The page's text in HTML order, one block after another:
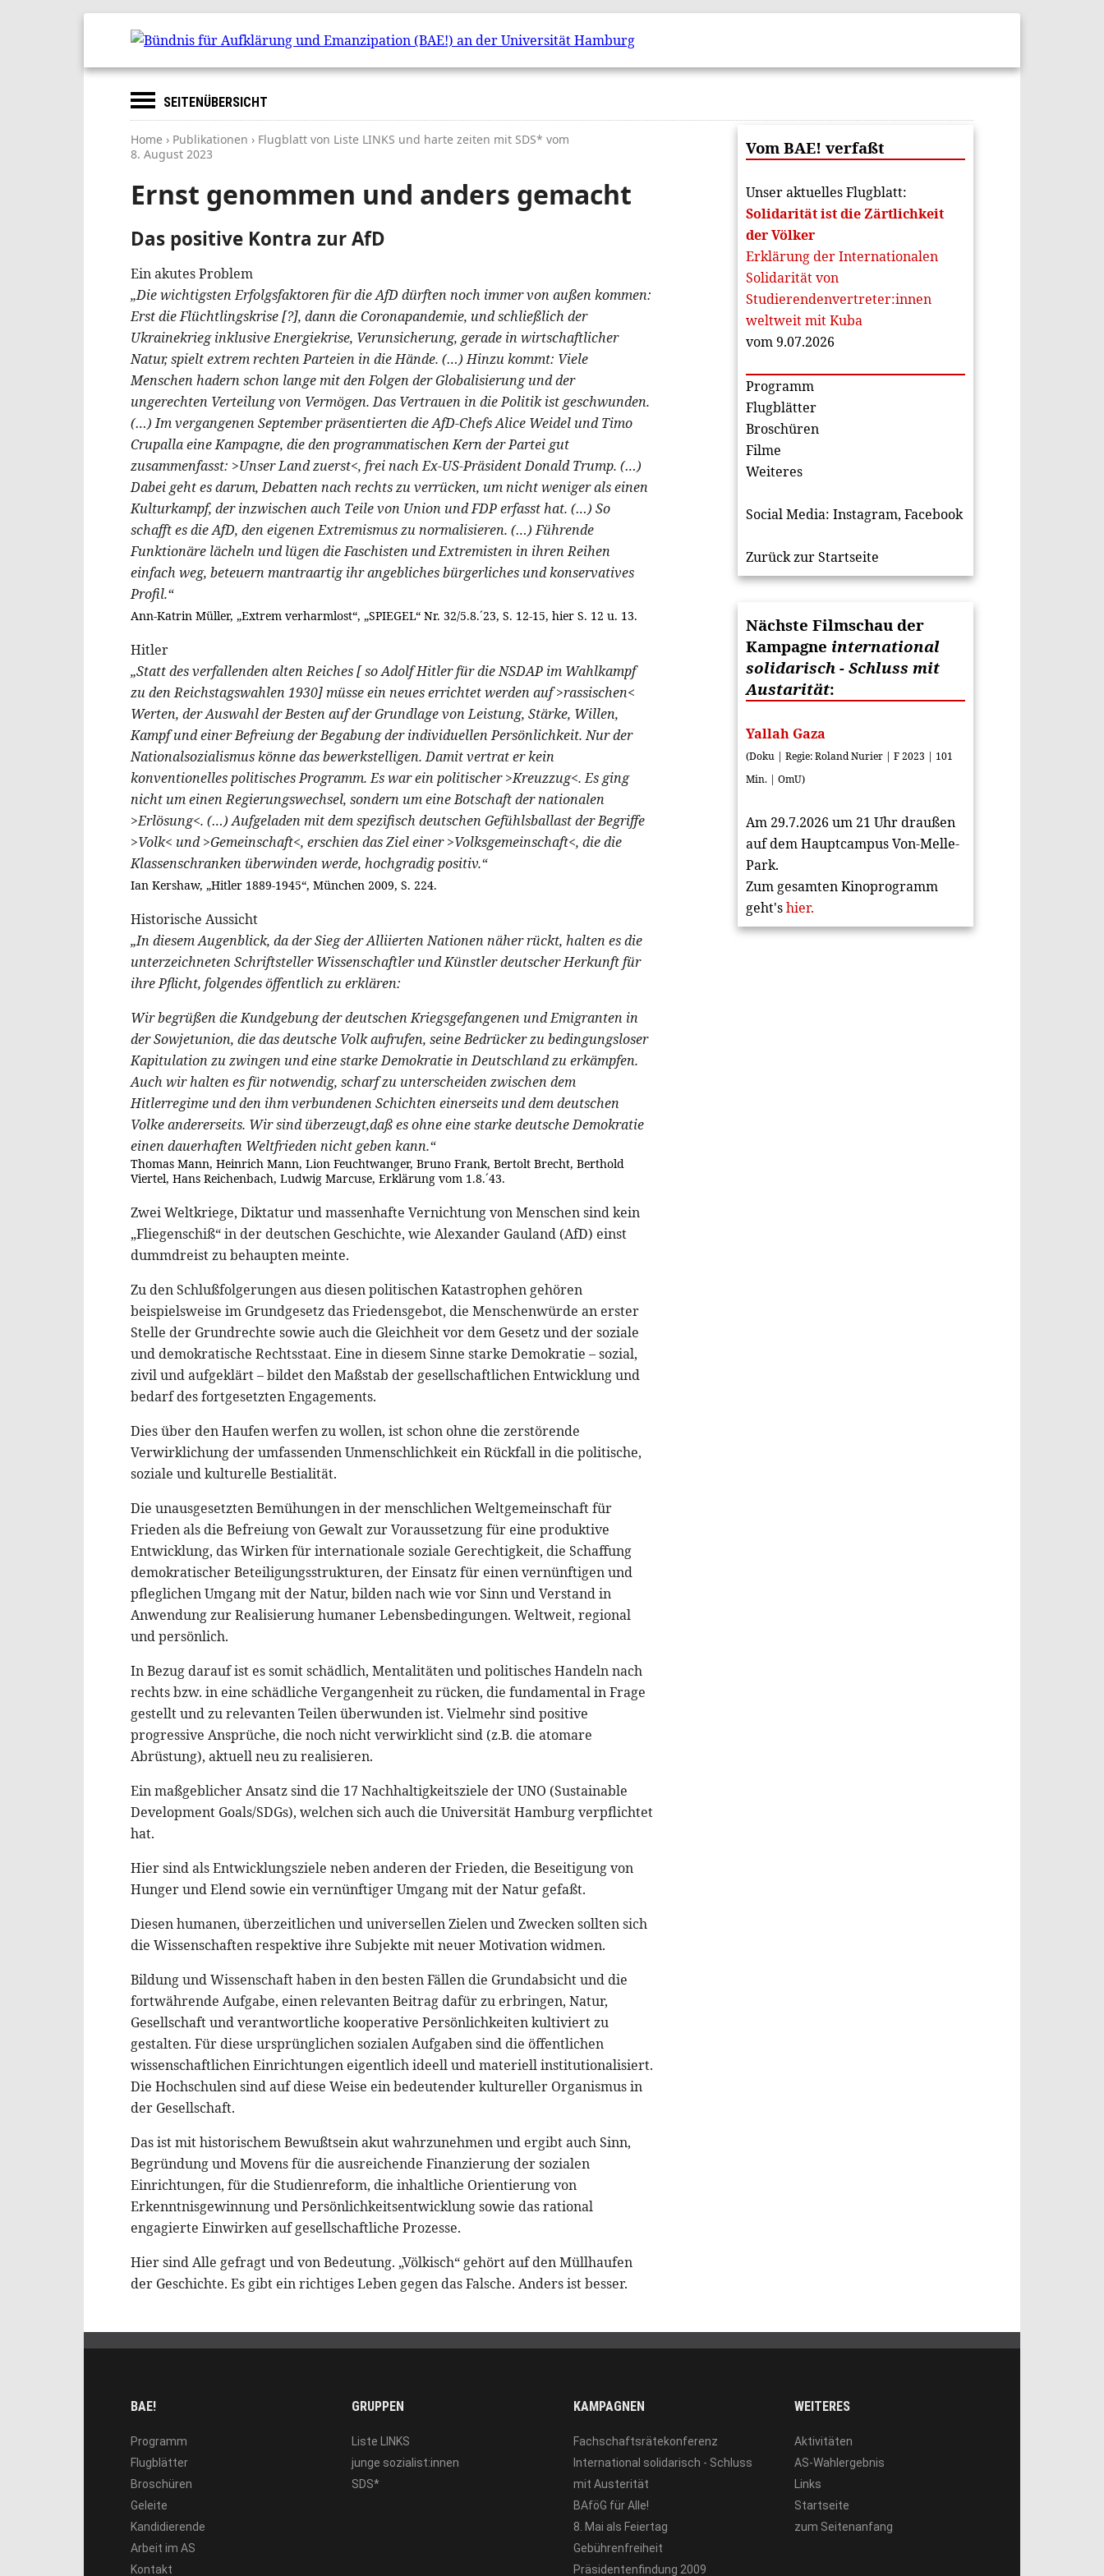
SEITENÜBERSICHT
Home › Publikationen › Flugblatt von Liste LINKS und harte zeiten mit SDS* vom
8. August 2023
Ernst genommen und anders gemacht
Das positive Kontra zur AfD
Ein akutes Problem
„Die wichtigsten Erfolgsfaktoren für die AfD dürften noch immer von außen kommen:
Erst die Flüchtlingskrise [?], dann die Coronapandemie, und schließlich der
Ukrainekrieg inklusive Energiekrise, Verunsicherung, gerade in wirtschaftlicher
Natur, spielt extrem rechten Parteien in die Hände. (…) Hinzu kommt: Viele
Menschen hadern schon lange mit den Folgen der Globalisierung und der
ungerechten Verteilung von Vermögen. Das Vertrauen in die Politik ist geschwunden.
(…) Im vergangenen September präsentierten die AfD-Chefs Alice Weidel und Timo
Crupalla eine Kampagne, die den programmatischen Kern der Partei gut
zusammenfasst: >Unser Land zuerst<, frei nach Ex-US-Präsident Donald Trump. (…)
Dabei geht es darum, Debatten nach rechts zu verrücken, um nicht weniger als einen
Kulturkampf, der inzwischen auch Teile von Union und FDP erfasst hat. (…) So
schafft es die AfD, den eigenen Extremismus zu normalisieren. (…) Führende
Funktionäre lächeln und lügen die Faschisten und Extremisten in ihren Reihen
einfach weg, beteuern mantraartig ihr angebliches bürgerliches und konservatives
Profil.“
Ann-Katrin Müller, „Extrem verharmlost“, „SPIEGEL“ Nr. 32/5.8.´23, S. 12-15, hier S. 12 u. 13.
Hitler
„Statt des verfallenden alten Reiches [ so Adolf Hitler für die NSDAP im Wahlkampf
zu den Reichstagswahlen 1930] müsse ein neues errichtet werden auf >rassischen<
Werten, der Auswahl der Besten auf der Grundlage von Leistung, Stärke, Willen,
Kampf und einer Befreiung der Begabung der individuellen Persönlichkeit. Nur der
Nationalsozialismus könne das bewerkstelligen. Damit vertrat er kein
konventionelles politisches Programm. Es war ein politischer >Kreuzzug<. Es ging
nicht um einen Regierungswechsel, sondern um eine Botschaft der nationalen
>Erlösung<. (…) Aufgeladen mit dem spezifisch deutschen Gefühlsballast der Begriffe
>Volk< und >Gemeinschaft<, erschien das Ziel einer >Volksgemeinschaft<, die die
Klassenschranken überwinden werde, hochgradig positiv.“
Ian Kershaw, „Hitler 1889-1945“, München 2009, S. 224.
Historische Aussicht
„In diesem Augenblick, da der Sieg der Alliierten Nationen näher rückt, halten es die
unterzeichneten Schriftsteller Wissenschaftler und Künstler deutscher Herkunft für
ihre Pflicht, folgendes öffentlich zu erklären:
Wir begrüßen die Kundgebung der deutschen Kriegsgefangenen und Emigranten in
der Sowjetunion, die das deutsche Volk aufrufen, seine Bedrücker zu bedingungsloser
Kapitulation zu zwingen und eine starke Demokratie in Deutschland zu erkämpfen.
Auch wir halten es für notwendig, scharf zu unterscheiden zwischen dem
Hitlerregime und den ihm verbundenen Schichten einerseits und dem deutschen
Volke andererseits. Wir sind überzeugt,daß es ohne eine starke deutsche Demokratie
einen dauerhaften Weltfrieden nicht geben kann.“
Thomas Mann, Heinrich Mann, Lion Feuchtwanger, Bruno Frank, Bertolt Brecht, Berthold
Viertel, Hans Reichenbach, Ludwig Marcuse, Erklärung vom 1.8.´43.
Zwei Weltkriege, Diktatur und massenhafte Vernichtung von Menschen sind kein
„Fliegenschiß“ in der deutschen Geschichte, wie Alexander Gauland (AfD) einst
dummdreist zu behaupten meinte.
Zu den Schlußfolgerungen aus diesen politischen Katastrophen gehören
beispielsweise im Grundgesetz das Friedensgebot, die Menschenwürde an erster
Stelle der Grundrechte sowie auch die Gleichheit vor dem Gesetz und der soziale
und demokratische Rechtsstaat. Eine in diesem Sinne starke Demokratie – sozial,
zivil und aufgeklärt – bildet den Maßstab der gesellschaftlichen Entwicklung und
bedarf des fortgesetzten Engagements.
Dies über den Haufen werfen zu wollen, ist schon ohne die zerstörende
Verwirklichung der umfassenden Unmenschlichkeit ein Rückfall in die politische,
soziale und kulturelle Bestialität.
Die unausgesetzten Bemühungen in der menschlichen Weltgemeinschaft für
Frieden als die Befreiung von Gewalt zur Voraussetzung für eine produktive
Entwicklung, das Wirken für internationale soziale Gerechtigkeit, die Schaffung
demokratischer Beteiligungsstrukturen, der Einsatz für einen vernünftigen und
pfleglichen Umgang mit der Natur, bilden nach wie vor Sinn und Verstand in
Anwendung zur Realisierung humaner Lebensbedingungen. Weltweit, regional
und persönlich.
In Bezug darauf ist es somit schädlich, Mentalitäten und politisches Handeln nach
rechts bzw. in eine schädliche Vergangenheit zu rücken, die fundamental in Frage
gestellt und zu relevanten Teilen überwunden ist. Vielmehr sind positive
progressive Ansprüche, die noch nicht verwirklicht sind (z.B. die atomare
Abrüstung), aktuell neu zu realisieren.
Ein maßgeblicher Ansatz sind die 17 Nachhaltigkeitsziele der UNO (Sustainable
Development Goals/SDGs), welchen sich auch die Universität Hamburg verpflichtet
hat.
Hier sind als Entwicklungsziele neben anderen der Frieden, die Beseitigung von
Hunger und Elend sowie ein vernünftiger Umgang mit der Natur gefaßt.
Diesen humanen, überzeitlichen und universellen Zielen und Zwecken sollten sich
die Wissenschaften respektive ihre Subjekte mit neuer Motivation widmen.
Bildung und Wissenschaft haben in den besten Fällen die Grundabsicht und die
fortwährende Aufgabe, einen relevanten Beitrag dafür zu erbringen, Natur,
Gesellschaft und verantwortliche kooperative Persönlichkeiten kultiviert zu
gestalten. Für diese ursprünglichen sozialen Aufgaben sind die öffentlichen
wissenschaftlichen Einrichtungen eigentlich ideell und materiell institutionalisiert.
Die Hochschulen sind auf diese Weise ein bedeutender kultureller Organismus in
der Gesellschaft.
Das ist mit historischem Bewußtsein akut wahrzunehmen und ergibt auch Sinn,
Begründung und Movens für die ausreichende Finanzierung der sozialen
Einrichtungen, für die Studienreform, die inhaltliche Orientierung von
Erkenntnisgewinnung und Persönlichkeitsentwicklung sowie das rational
engagierte Einwirken auf gesellschaftliche Prozesse.
Hier sind Alle gefragt und von Bedeutung. „Völkisch“ gehört auf den Müllhaufen
der Geschichte. Es gibt ein richtiges Leben gegen das Falsche. Anders ist besser.
Vom BAE! verfaßt
Unser aktuelles Flugblatt:
Solidarität ist die Zärtlichkeit
der Völker
Erklärung der Internationalen
Solidarität von
Studierendenvertreter:innen
weltweit mit Kuba
vom 9.07.2026
Programm
Flugblätter
Broschüren
Filme
Weiteres
Social Media: Instagram, Facebook
Zurück zur Startseite
Nächste Filmschau der
Kampagne international
solidarisch - Schluss mit
Austarität:
Yallah Gaza
(Doku | Regie: Roland Nurier | F 2023 | 101
Min. | OmU)
Am 29.7.2026 um 21 Uhr draußen
auf dem Hauptcampus Von-Melle-
Park.
Zum gesamten Kinoprogramm
geht'shier.
BAE!
Programm
Flugblätter
Broschüren
Geleite
Kandidierende
Arbeit im AS
Kontakt
GRUPPEN
Liste LINKS
junge sozialist:innen
SDS*
KAMPAGNEN
Fachschaftsrätekonferenz
International solidarisch - Schluss
mit Austerität
BAföG für Alle!
8. Mai als Feiertag
Gebührenfreiheit
Präsidentenfindung 2009
WEITERES
Aktivitäten
AS-Wahlergebnis
Links
Startseite
zum Seitenanfang